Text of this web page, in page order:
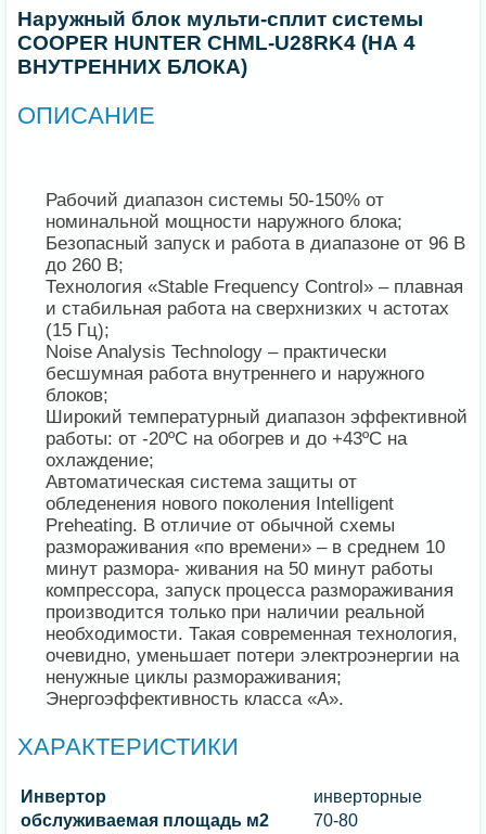
Наружный блок мульти-сплит системы
COOPER HUNTER CHML-U28RK4 (НА 4
ВНУТРЕННИХ БЛОКА)
ОПИСАНИЕ
Рабочий диапазон системы 50-150% от
номинальной мощности наружного блока;
Безопасный запуск и работа в диапазоне от 96 В
до 260 В;
Технология «Stable Frequency Control» – плавная
и стабильная работа на сверхнизких ч астотах
(15 Гц);
Noise Analysis Technology – практически
бесшумная работа внутреннего и наружного
блоков;
Широкий температурный диапазон эффективной
работы: от -20ºС на обогрев и до +43ºС на
охлаждение;
Автоматическая система защиты от
обледенения нового поколения Intelligent
Preheating. В отличие от обычной схемы
размораживания «по времени» – в среднем 10
минут размора- живания на 50 минут работы
компрессора, запуск процесса размораживания
производится только при наличии реальной
необходимости. Такая современная технология,
очевидно, уменьшает потери электроэнергии на
ненужные циклы размораживания;
Энергоэффективность класса «А».
ХАРАКТЕРИСТИКИ
Инвертор
инверторные
обслуживаемая площадь м2
70-80